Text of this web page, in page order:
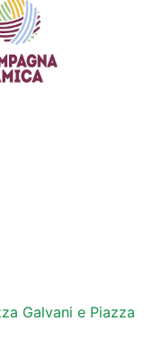
Galvani e Piazza